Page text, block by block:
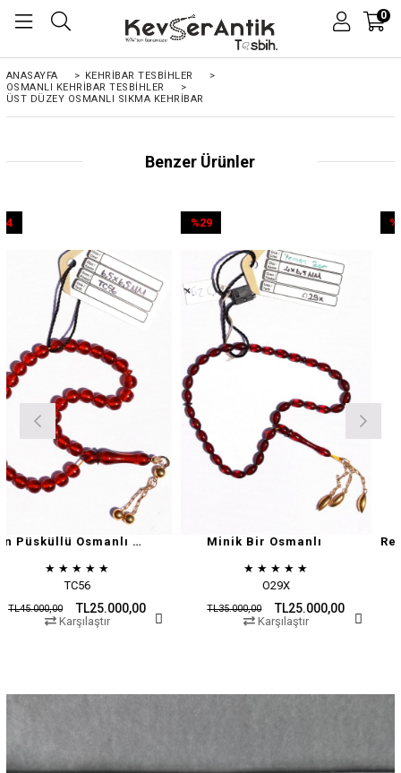
0
ANASAYFA > KEHRIBAR TESBIHLER
>
OSMANLI KEHRİBAR TESBİHLER
>
ÜST DÜZEY OSMANLI SIKMA KEHRIBAR
Benzer Ürünler
Altın Püsküllü Osmanlı Zar
Minik Bir Osmanlı
TL25.000,00
TL35.000,00
%29İndirim
TL45.000,00
%44İndirim